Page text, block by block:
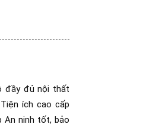
đầy đủ nội thất
ích cao cấp
An ninh tốt, bảo